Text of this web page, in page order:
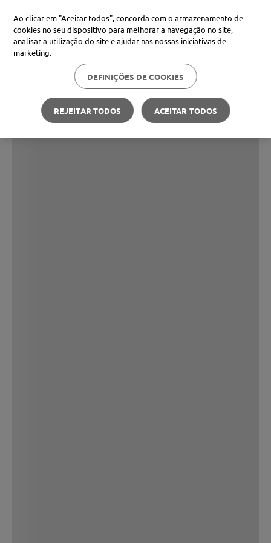
Ao clicar em "Aceitar todos", concorda com o armazenamento de
cookies no seu dispositivo para melhorar a navegação no site,
analisar a utilização do site e ajudar nas nossas iniciativas de
marketing.
DEFINIÇÕES DE COOKIES
REJEITAR TODOS ACEITAR TODOS